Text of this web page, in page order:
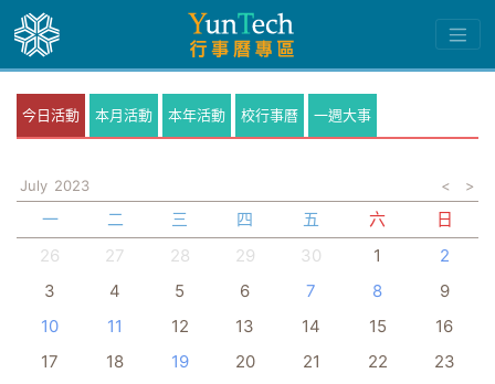
今日活動 本月活動 本年活動 校行事曆 一週大事
July 2023 < >
一 二 三 四 五 六
日
26
27 28 29 30 1
2
3
4 5 6 7 8
9
10
11 12 13 14 15
16
17
18 19 20 21 22
23